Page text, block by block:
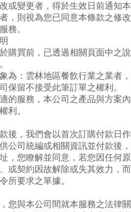
或變更者，得於生效日前通知
，則視為您已同意本條款之修
務。
購買前，已透過相關頁面中之
為：雲林地區餐飲行業之業者
保留不接受此筆訂單之權利。
的服務，本公司之產品與方案
利。
後，我們會以首次訂購付款日
公司統編或相關資訊並付款後
，您瞭解並同意，若您因任何
或契約因故解除或失其效力，
所要求之單據。
您與本公司間就本服務之法律